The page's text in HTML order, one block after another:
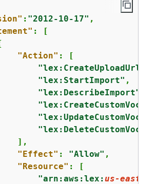
: "2012-10-17" ,
: [
"Action" : [
"lex:CreateUploadUrl"
"lex:StartImport" ,
"lex:DescribeImport"
],
"Effect" : "Allow" ,
"Resource" : [
"arn:aws:lex:us-east-1